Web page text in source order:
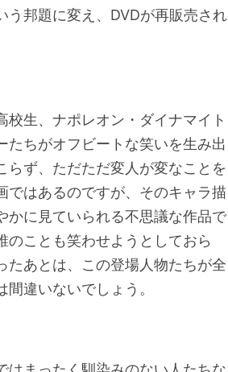
う邦題に変え、DVDが再販売され
生、ナポレオン・ダイナマイト
たちがオフビートな笑いを生み出
ず、ただただ変人が変なことを
ではあるのですが、そのキャラ描
かに見ていられる不思議な作品で
ことも笑わせようとしておら
たあとは、この登場人物たちが全
違いないでしょう。